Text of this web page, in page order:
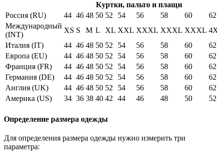
Куртки, пальто и плащи
Россия (RU)
44 46 48 50 52 54 56 58 60
62
Международный
(INT)
XS S M L XL XXL XXXL XXXL XXXL
Италия (IT)
44 46 48 50 52 54 56 58 60
62
Европа (EU)
44 46 48 50 52 54 56 58 60
62
Франция (FR)
44 46 48 50 52 54 56 58 60
62
Германия (DE)
44 46 48 50 52 54 56 58 60
62
Англия (UK)
44 46 48 50 52 54 56 58 60
62
Америка (US)
34 36 38 40 42 44 46 48 50 52
Определение размера одежды
Для определения размера одежды нужно измерить три
параметра: